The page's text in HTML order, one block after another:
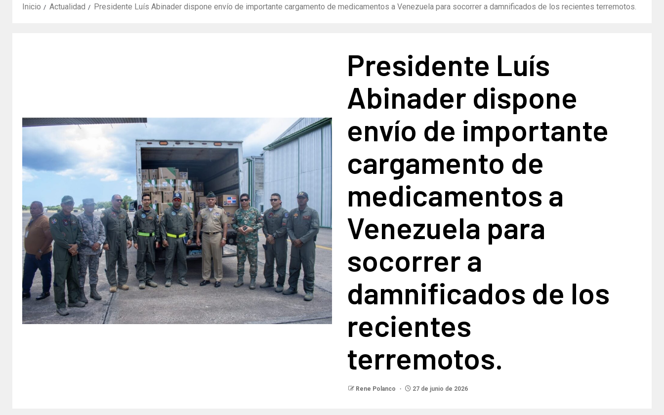
Inicio Actualidad Presidente Luís Abinader dispone envío de importante cargamento de medicamentos a Venezuela para socorrer a damnificados de los recientes terremotos.
Presidente Luís
Abinader dispone
envío de importante
cargamento de
medicamentos a
Venezuela para
socorrer a
damnificados de los
recientes
terremotos.
Rene Polanco 27 de junio de 2026